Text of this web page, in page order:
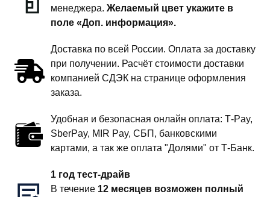
менеджера. Желаемый цвет укажите в
поле «Доп. информация».
Доставка по всей России. Оплата за доставку
при получении. Расчёт стоимости доставки
компанией СДЭК на странице оформления
заказа.
Удобная и безопасная онлайн оплата: T‑Pay,
SberPay, MIR Pay, СБП, банковскими
картами, а так же оплата "Долями" от Т-Банк.
1 год тест-драйв
В течение 12 месяцев возможен полный